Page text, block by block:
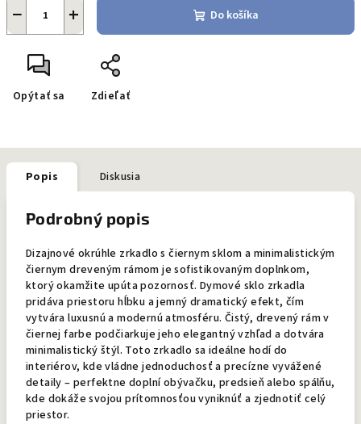
+
− Do košíka
Opýtať sa Zdieľať
Popis Diskusia
Podrobný popis
Dizajnové okrúhle zrkadlo s čiernym sklom a minimalistickým
čiernym dreveným rámom je sofistikovaným doplnkom,
ktorý okamžite upúta pozornosť. Dymové sklo zrkadla
pridáva priestoru hĺbku a jemný dramatický efekt, čím
vytvára luxusnú a modernú atmosféru. Čistý, drevený rám v
čiernej farbe podčiarkuje jeho elegantný vzhľad a dotvára
minimalistický štýl. Toto zrkadlo sa ideálne hodí do
interiérov, kde vládne jednoduchosť a precízne vyvážené
detaily – perfektne doplní obývačku, predsieň alebo spálňu,
kde dokáže svojou prítomnosťou vyniknúť a zjednotiť celý
priestor.